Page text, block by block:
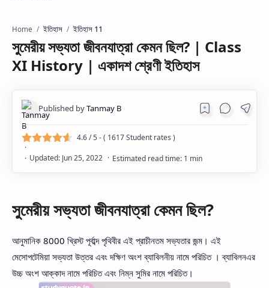
Home ইতিহাস ইতিহাস 11
সুমেরীয় সভ্যতা জীবনযাত্রা কেমন ছিল? | Class
XI History | একাদশ শ্রেণী ইতিহাস
4.6/ 5 - ( 1617Student rates )
সুমেরীয় সভ্যতা জীবনযাত্রা কেমন ছিল?
আনুমানিক 8000 খ্রিস্ট পূর্বাব্দ পৃথিবীর এই প্রাচীনতম সভ্যতার জন্ম। এই
মেসোপটেমিয়া সভ্যতা উত্তর এবং দক্ষিণ অংশ ব্যাবিলনীয় নামে পরিচিত । ব্যাবিলনএর
উচ্চ অংশ আক্কাদ নামে পরিচিত এবং নিম্ন সুমির নামে পরিচিত।